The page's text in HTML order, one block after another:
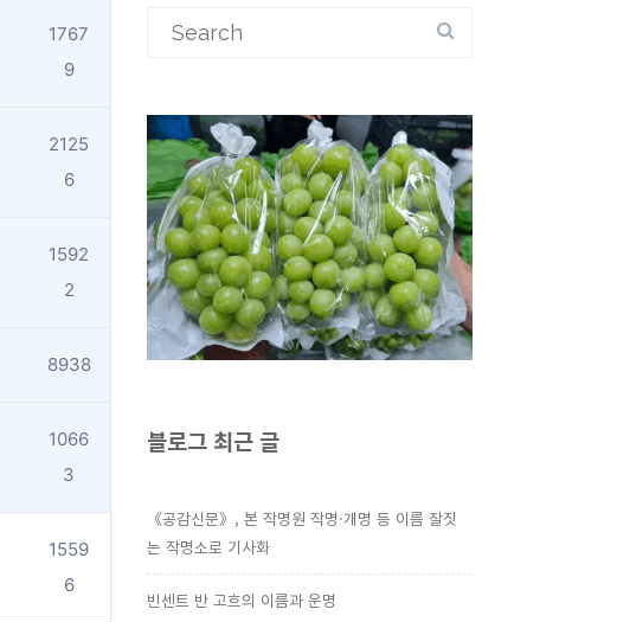
1767
9
2125
6
1592
2
8938
1066
3
1559
6
Search
for:
블로그 최근 글
《공감신문》, 본 작명원 작명·개명 등 이름 잘짓
는 작명소로 기사화
빈센트 반 고흐의 이름과 운명